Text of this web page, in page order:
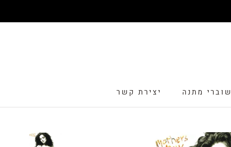
שוברי מתנה
יצירת קשר